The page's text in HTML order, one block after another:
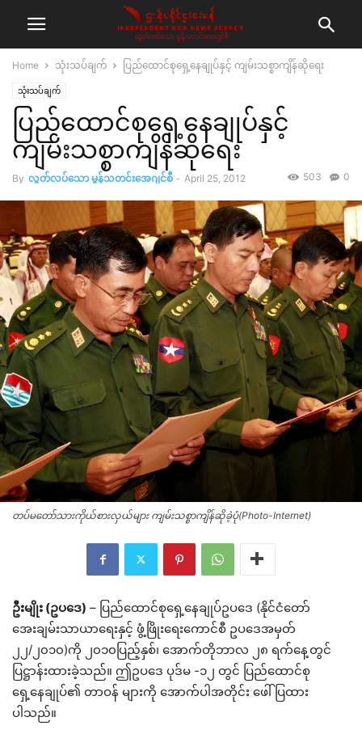
Home သုံးသပ်ချက် ပြည်ထောင်စုရှေ့နေချုပ်နှင့် ကျမ်းသစ္စာကျိန်ဆိုရေး
သုံးသပ်ချက်
ပြည်ထောင်စုရှေ့နေချုပ်နှင့်
ကျမ်းသစ္စာကျိန်ဆိုရေး
By လွတ်လပ်သော မွန်သတင်းအေဂျင်စီ - April 25, 2012 0
503
တပ်မတော်သားကိုယ်စားလှယ်များ ကျမ်းသစ္စာကျိန်ဆိုခဲ့ပုံ(Photo-Internet)
ဦးမျိုး (ဥပဒေ) – ပြည်ထောင်စုရှေ့နေချုပ်ဥပဒေ (နိုင်ငံတော်
အေးချမ်းသာယာရေးနှင့် ဖွံ့ဖြိုးရေးကောင်စီ ဥပဒေအမှတ်
၂၂/၂၀၁၀)ကို ၂၀၁၀ပြည့်နှစ်၊ အောက်တိုဘာလ ၂၈ ရက်နေ့တွင်
ပြဋ္ဌာန်းထားခဲ့သည်။ ဤဥပဒေ ပုဒ်မ -၁၂ တွင် ပြည်ထောင်စု
ရှေ့နေချုပ်၏ တာဝန် များကို အောက်ပါအတိုင်း ဖေါ်ပြထား
ပါသည်။